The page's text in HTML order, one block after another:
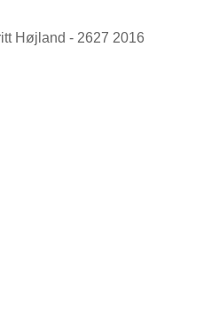
Højland - 2627 2016